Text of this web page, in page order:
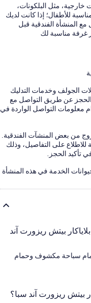
خارجية، مثل البلكونات،
للأطفال؛ إذا كانت لديك
المنشأة الفندقية قبل
غرفة مناسبة لك
الجولف وخدمات التدليك
عن طريق التواصل مع
معلومات التواصل الواردة في
من بعض المنشآت الفندقية.
للاطلاع على التفاصيل، وذلك
تأكيد الحجز.
الخدمة في هذه المنشأة
بيتش ريزورت آند
حمام سباحة مكشوف وحمام
بيتش ريزورت آند سبا؟